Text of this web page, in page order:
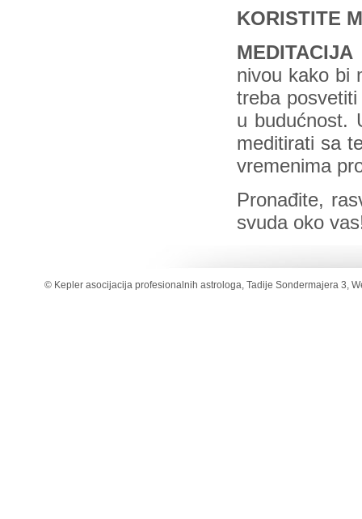
KORISTITE
MEDITACIJA
nivou kako bi
treba
u budućnost.
meditirati sa
vremenima
Pronađite,
svuda oko
© Kepler asocijacija profesionalnih astrologa, Tadije Sondermajera 3,